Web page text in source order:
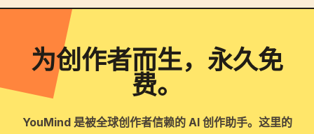
为创作者而生，永久免
费。
YouMind 是被全球创作者信赖的 AI 创作助手。这里的